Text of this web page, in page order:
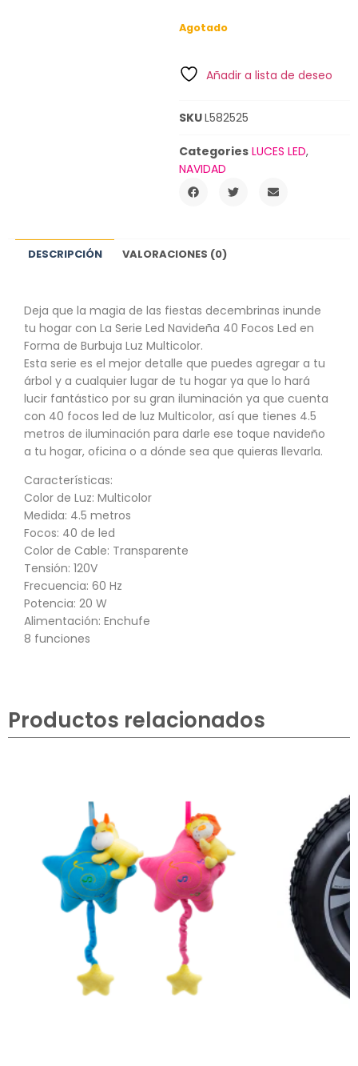
Agotado
Añadir a lista de deseo
SKUL582525
Categories LUCES LED,
NAVIDAD
DESCRIPCIÓN VALORACIONES (0)
Deja que la magia de las fiestas decembrinas inunde
tu hogar con La Serie Led Navideña 40 Focos Led en
Forma de Burbuja Luz Multicolor.
Esta serie es el mejor detalle que puedes agregar a tu
árbol y a cualquier lugar de tu hogar ya que lo hará
lucir fantástico por su gran iluminación ya que cuenta
con 40 focos led de luz Multicolor, así que tienes 4.5
metros de iluminación para darle ese toque navideño
a tu hogar, oficina o a dónde sea que quieras llevarla.
Características:
Color de Luz: Multicolor
Medida: 4.5 metros
Focos: 40 de led
Color de Cable: Transparente
Tensión: 120V
Frecuencia: 60 Hz
Potencia: 20 W
Alimentación: Enchufe
8 funciones
Productos relacionados